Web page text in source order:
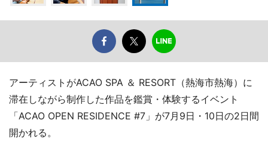
アーティストがACAO SPA ＆ RESORT（熱海市熱海）に
滞在しながら制作した作品を鑑賞・体験するイベント
「ACAO OPEN RESIDENCE #7」が7月9日・10日の2日間
開かれる。